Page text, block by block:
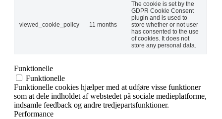
viewed_cookie_policy 11 months
The cookie is set by the
GDPR Cookie Consent
plugin and is used to
store whether or not user
has consented to the use
of cookies. It does not
store any personal data.
Funktionelle
Funktionelle
Funktionelle cookies hjælper med at udføre visse funktioner
som at dele indholdet af webstedet på sociale medieplatforme,
indsamle feedback og andre tredjepartsfunktioner.
Performance